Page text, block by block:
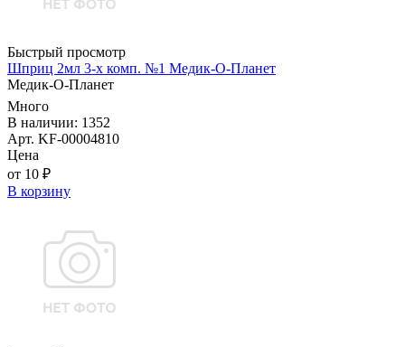
Быстрый просмотр
Шприц 2мл 3-х комп. №1 Медик-О-Планет
Медик-О-Планет
Много
В наличии: 1352
Арт. KF-00004810
Цена
от 10 ₽
В корзину